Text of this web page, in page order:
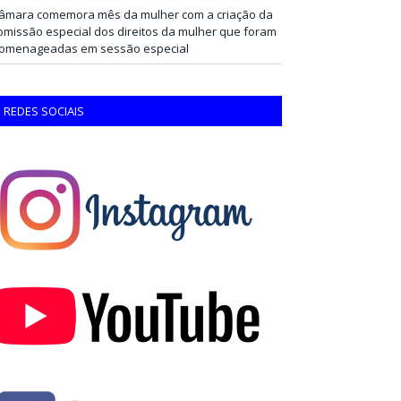
comemora mês da mulher com a criação da
especial dos direitos da mulher que foram
em sessão especial
REDES SOCIAIS